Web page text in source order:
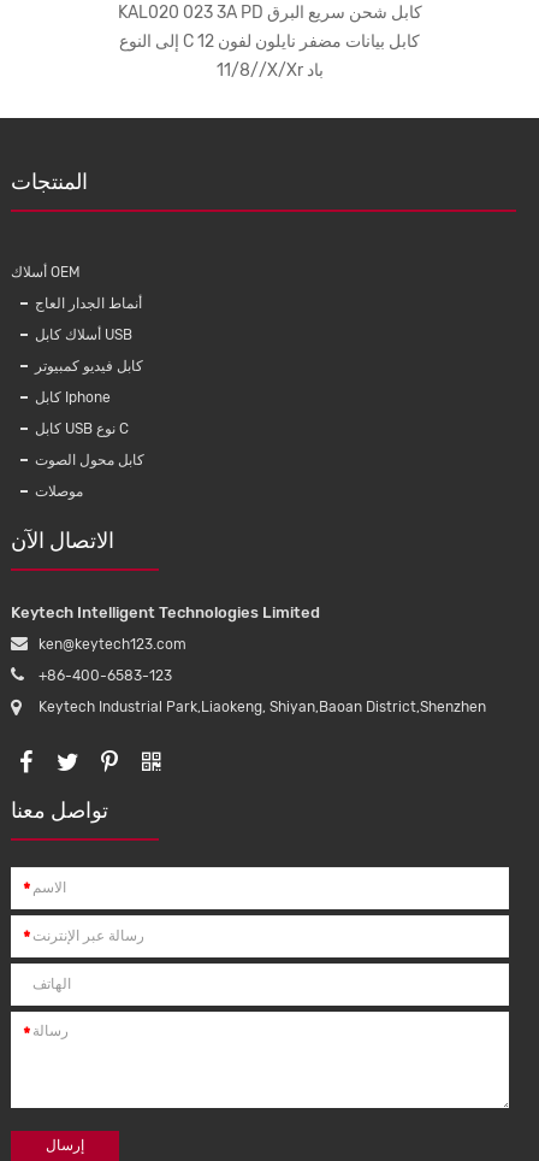
KAL020 023 3A PD كابل شحن سريع البرق
إلى النوع C كابل بيانات مضفر نايلون لفون 12
/11/8/X/Xr باد
حاقن السيارات الأسلاك موصلات تسخير
المنتجات
أسلاك OEM
أنماط الجدار العاج
أسلاك كابل USB
كابل فيديو كمبيوتر
كابل Iphone
كابل USB نوع C
كابل محول الصوت
موصلات
الاتصال الآن
Keytech Intelligent Technologies Limited
ken@keytech123.com
+86-400-6583-123
Keytech Industrial Park,Liaokeng, Shiyan,Baoan District,Shenzhen
تواصل معنا
*
*
*
إرسال